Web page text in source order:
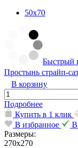
50х70
Быстрый
Простынь страйп-
В корзину
Подробнее
Купить в 1 клик
В избранное
В
Размеры:
270х270